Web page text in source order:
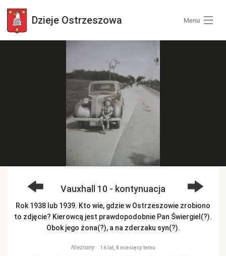
Dzieje Ostrzeszowa Menu
Vauxhall 10 - kontynuacja
Rok 1938 lub 1939. Kto wie, gdzie w Ostrzeszowie zrobiono
to zdjęcie? Kierowcą jest prawdopodobnie Pan Świergiel(?).
Obok jego żona(?), a na zderzaku syn(?).
Nieznany 16 lat, 8 miesięcy temu